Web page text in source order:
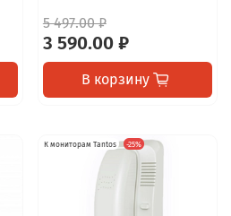
5 497.00 ₽
3 590.00 ₽
В корзину
К мониторам Tantos -25%